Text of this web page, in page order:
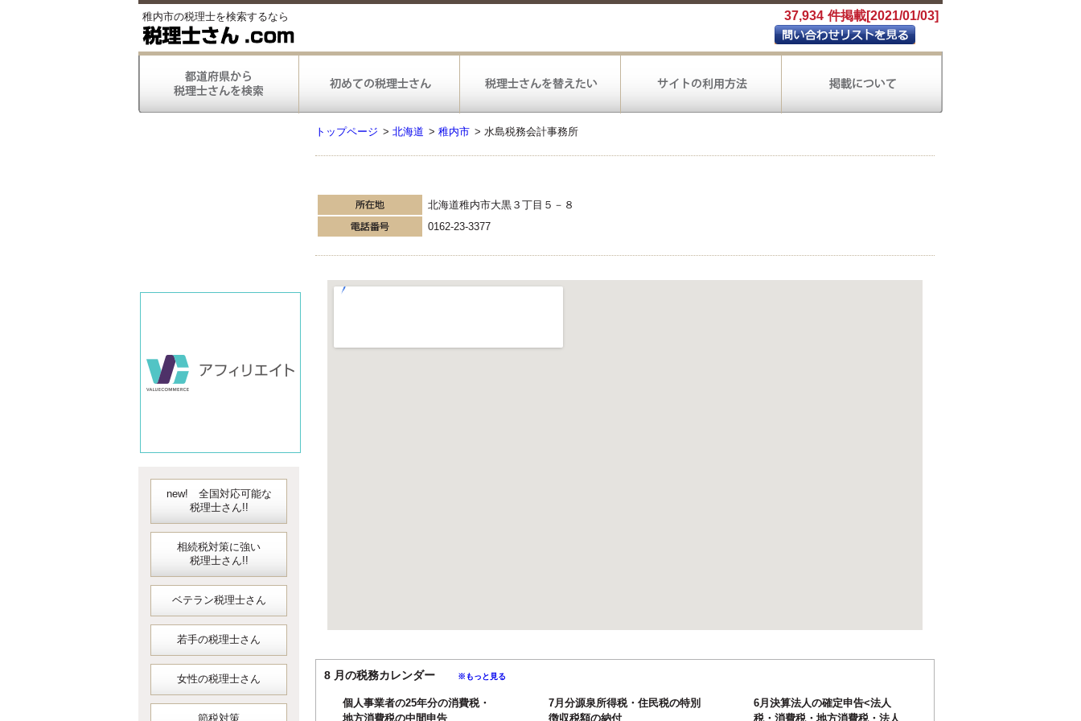
稚内市の税理士を検索するなら 37,934 件掲載[2021/01/03]
new! 全国対応可能な
税理士さん!!
相続税対策に強い
税理士さん!!
ベテラン税理士さん
若手の税理士さん
女性の税理士さん
節税対策
トップページ > 北海道 > 稚内市 > 水島税務会計事務所
北海道稚内市大黒３丁目５－８
0162-23-3377
8 月の税務カレンダー ※もっと見る
個人事業者の25年分の消費税・
地方消費税の中間申告
7月分源泉所得税・住民税の特別
徴収税額の納付
6月決算法人の確定申告<法人
税・消費税・地方消費税・法人